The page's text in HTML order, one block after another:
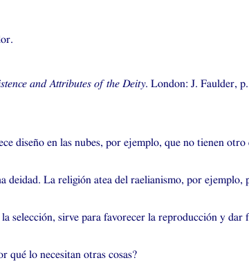
and Attributes of the Deity. London: J. Faulder,
diseño en las nubes, por ejemplo, que no tienen
deidad. La religión atea del raelianismo, por ejemplo,
selección, sirve para favorecer la reproducción y dar
qué lo necesitan otras cosas?